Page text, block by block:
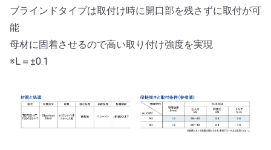
ブラインドタイプは取付け時に開口部を残さずに取付が可
能
母材に固着させるので高い取り付け強度を実現
※L＝±0.1